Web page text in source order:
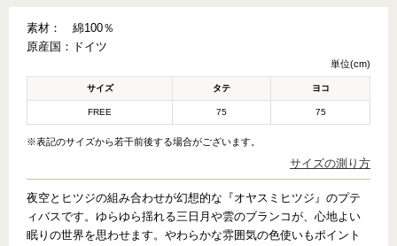
素材：
綿100％
原産国： ドイツ
単位(cm)
サイズ タテ ヨコ
FREE 75 75
※表記のサイズから若干前後する場合がございます。
サイズの測り方
夜空とヒツジの組み合わせが幻想的な『オヤスミヒツジ』のプテ
ィバスです。ゆらゆら揺れる三日月や雲のブランコが、心地よい
眠りの世界を思わせます。やわらかな雰囲気の色使いもポイント